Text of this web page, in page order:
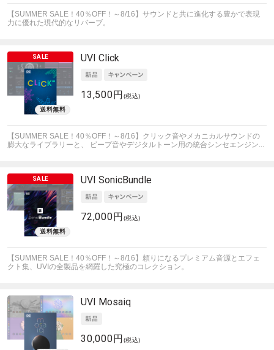
【SUMMER SALE！40％OFF！～8/16】サウンドと共に進化する豊かで表現
力に優れた現代的なリバーブ。
UVI Click
13,500円 (税込)
【SUMMER SALE！40％OFF！～8/16】クリック音やメカニカルサウンドの
膨大なライブラリーと、 ビープ音やデジタルトーン用の統合シンセエンジン...
UVI SonicBundle
72,000円 (税込)
【SUMMER SALE！40％OFF！～8/16】頼りになるプレミアム音源とエフェ
クト集、UVIの全製品を網羅した究極のコレクション。
UVI Mosaiq
30,000円 (税込)